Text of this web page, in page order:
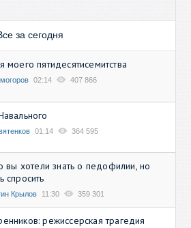
за сегодня
моего пятидесятисемитства
02:14 407 866
01:14 364 595
вы хотели знать о педофилии, но
спросить
Крылов 11:30 359 301
режиссерская трагедия